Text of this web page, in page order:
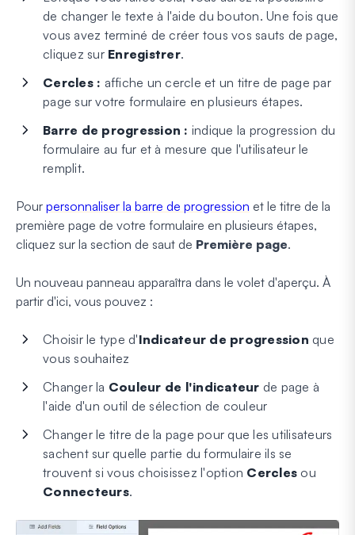
de changer le texte à l'aide du bouton. Une fois que
vous avez terminé de créer tous vos sauts de page,
cliquez sur Enregistrer.
Cercles : affiche un cercle et un titre de page par
page sur votre formulaire en plusieurs étapes.
Barre de progression : indique la progression du
formulaire au fur et à mesure que l'utilisateur le
remplit.
Pour personnaliser la barre de progression et le titre de la
première page de votre formulaire en plusieurs étapes,
cliquez sur la section de saut de Première page.
Un nouveau panneau apparaîtra dans le volet d'aperçu. À
partir d'ici, vous pouvez :
Choisir le type d'Indicateur de progression que
vous souhaitez
Changer la Couleur de l'indicateur de page à
l'aide d'un outil de sélection de couleur
Changer le titre de la page pour que les utilisateurs
sachent sur quelle partie du formulaire ils se
trouvent si vous choisissez l'option Cercles ou
Connecteurs.